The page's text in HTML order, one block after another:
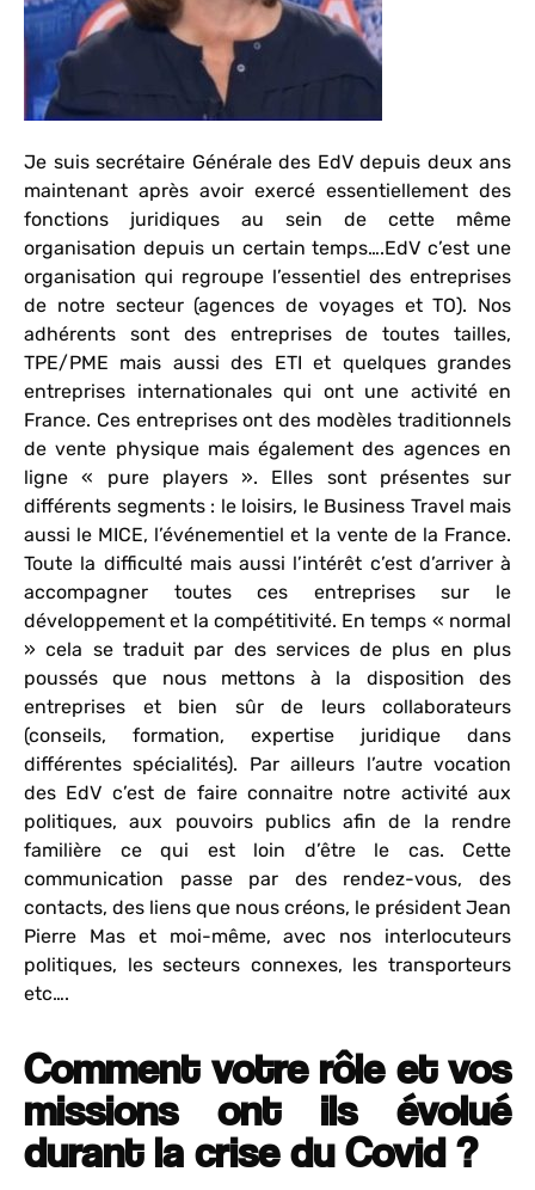
Je suis secrétaire Générale des EdV depuis deux ans
maintenant après avoir exercé essentiellement des
fonctions juridiques au sein de cette même
organisation depuis un certain temps….EdV c’est une
organisation qui regroupe l’essentiel des entreprises
de notre secteur (agences de voyages et TO). Nos
adhérents sont des entreprises de toutes tailles,
TPE/PME mais aussi des ETI et quelques grandes
entreprises internationales qui ont une activité en
France. Ces entreprises ont des modèles traditionnels
de vente physique mais également des agences en
ligne « pure players ». Elles sont présentes sur
différents segments : le loisirs, le Business Travel mais
aussi le MICE, l’événementiel et la vente de la France.
Toute la difficulté mais aussi l’intérêt c’est d’arriver à
accompagner toutes ces entreprises sur le
développement et la compétitivité. En temps « normal
» cela se traduit par des services de plus en plus
poussés que nous mettons à la disposition des
entreprises et bien sûr de leurs collaborateurs
(conseils, formation, expertise juridique dans
différentes spécialités). Par ailleurs l’autre vocation
des EdV c’est de faire connaitre notre activité aux
politiques, aux pouvoirs publics afin de la rendre
familière ce qui est loin d’être le cas. Cette
communication passe par des rendez-vous, des
contacts, des liens que nous créons, le président Jean
Pierre Mas et moi-même, avec nos interlocuteurs
politiques, les secteurs connexes, les transporteurs
etc….
Comment votre rôle et vos
missions ont ils évolué
durant la crise du Covid ?